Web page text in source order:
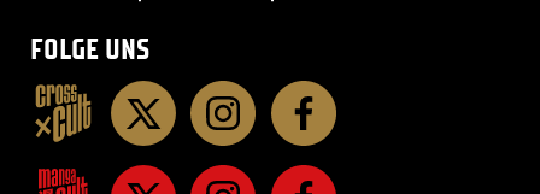
FOLGE UNS